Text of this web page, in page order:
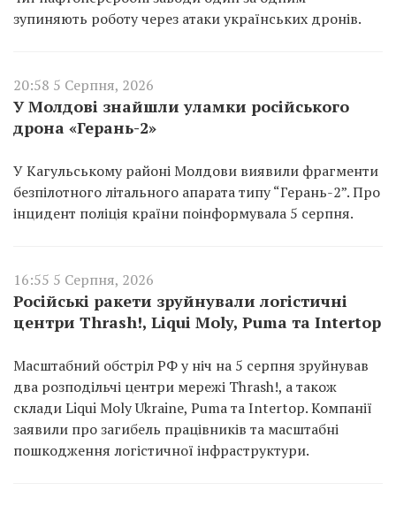
зупиняють роботу через атаки українських дронів.
20:58 5 Серпня, 2026
У Молдові знайшли уламки російського
дрона «Герань-2»
У Кагульському районі Молдови виявили фрагменти
безпілотного літального апарата типу “Герань-2”. Про
інцидент поліція країни поінформувала 5 серпня.
16:55 5 Серпня, 2026
Російські ракети зруйнували логістичні
центри Thrash!, Liqui Moly, Puma та Intertop
Масштабний обстріл РФ у ніч на 5 серпня зруйнував
два розподільчі центри мережі Thrash!, а також
склади Liqui Moly Ukraine, Puma та Intertop. Компанії
заявили про загибель працівників та масштабні
пошкодження логістичної інфраструктури.